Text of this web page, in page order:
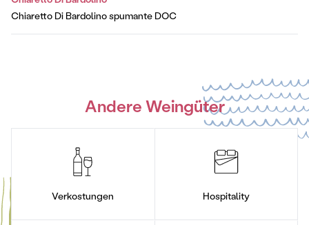
Chiaretto Di Bardolino spumante DOC
Andere Weingüter
Verkostungen Hospitality